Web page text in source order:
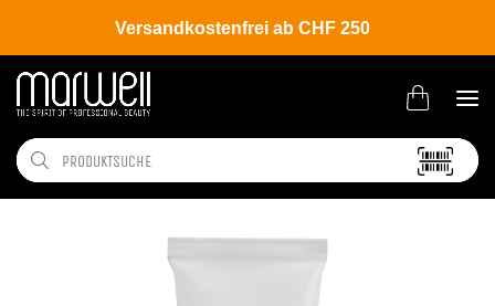
Versandkostenfrei ab CHF 250
Shop Brands Davines Colour